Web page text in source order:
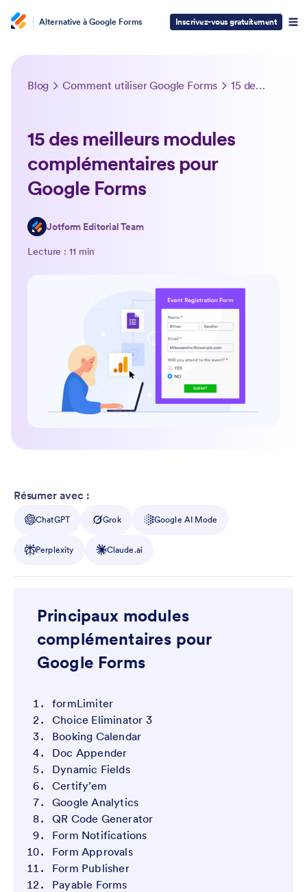
Alternative à Google Forms Inscrivez-vous gratuitement
Blog Comment utiliser Google Forms 15 des meilleurs modules complémentaires pour Google Forms
15 des meilleurs modules
complémentaires pour
Google Forms
Jotform Editorial Team
Lecture : 11 min
Résumer avec :
ChatGPT Grok Google AI Mode
Perplexity Claude.ai
Principaux modules
complémentaires pour
Google Forms
formLimiter
Choice Eliminator 3
Booking Calendar
Doc Appender
Dynamic Fields
Certify’em
Google Analytics
QR Code Generator
Form Notifications
Form Approvals
Form Publisher
Payable Forms